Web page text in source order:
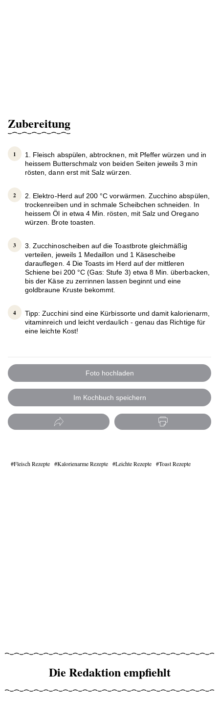
Zubereitung
1. Fleisch abspülen, abtrocknen, mit Pfeffer würzen und in
heissem Butterschmalz von beiden Seiten jeweils 3 min
rösten, dann erst mit Salz würzen.
2. Elektro-Herd auf 200 °C vorwärmen. Zucchino abspülen,
trockenreiben und in schmale Scheibchen schneiden. In
heissem Öl in etwa 4 Min. rösten, mit Salz und Oregano
würzen. Brote toasten.
3. Zucchinoscheiben auf die Toastbrote gleichmäßig
verteilen, jeweils 1 Medaillon und 1 Käsescheibe
darauflegen. 4 Die Toasts im Herd auf der mittleren
Schiene bei 200 °C (Gas: Stufe 3) etwa 8 Min. überbacken,
bis der Käse zu zerrinnen lassen beginnt und eine
goldbraune Kruste bekommt.
Tipp: Zucchini sind eine Kürbissorte und damit kalorienarm,
vitaminreich und leicht verdaulich - genau das Richtige für
eine leichte Kost!
Foto hochladen
Im Kochbuch speichern
Fleisch Rezepte Kalorienarme Rezepte Leichte Rezepte Toast Rezepte
Die Redaktion empfiehlt